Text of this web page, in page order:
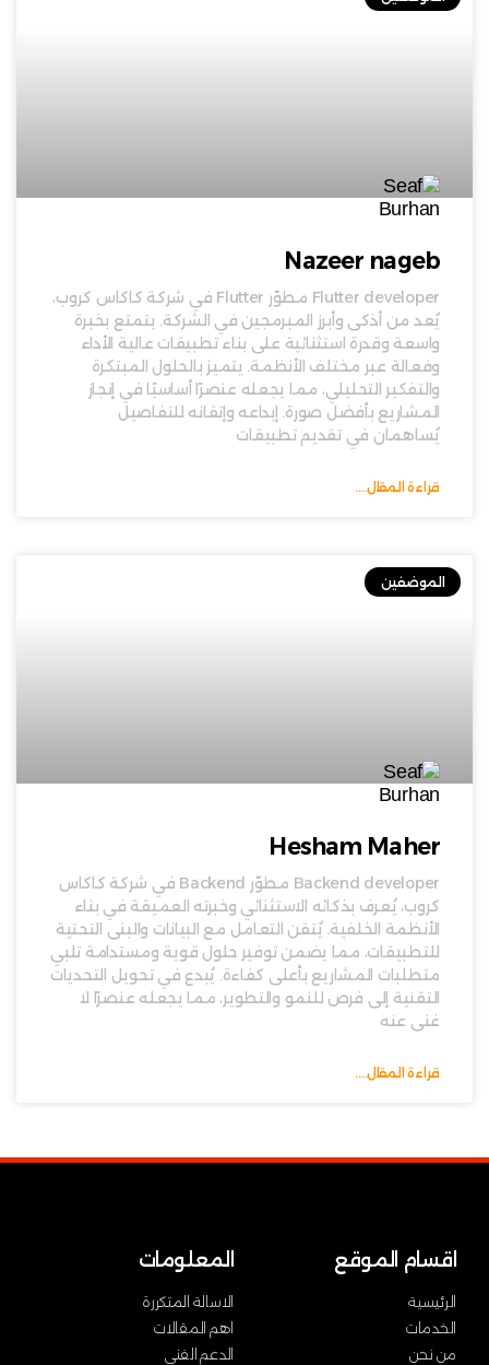
Nazeer nageb
Flutter developer مطوّر Flutter في شركة كاكاس كروب،
يُعد من أذكى وأبرز المبرمجين في الشركة. يتمتع بخبرة
واسعة وقدرة استثنائية على بناء تطبيقات عالية الأداء
وفعالة عبر مختلف الأنظمة. يتميز بالحلول المبتكرة
والتفكير التحليلي، مما يجعله عنصرًا أساسيًا في إنجاز
المشاريع بأفضل صورة. إبداعه وإتقانه للتفاصيل
يُساهمان في تقديم تطبيقات
قراءة المقال....
الموضفين
Hesham Maher
Backend developer مطوّر Backend في شركة كاكاس
كروب، يُعرف بذكائه الاستثنائي وخبرته العميقة في بناء
الأنظمة الخلفية. يُتقن التعامل مع البيانات والبنى التحتية
للتطبيقات، مما يضمن توفير حلول قوية ومستدامة تلبي
متطلبات المشاريع بأعلى كفاءة. يُبدع في تحويل التحديات
التقنية إلى فرص للنمو والتطوير، مما يجعله عنصرًا لا
غنى عنه
قراءة المقال....
اقسام الموقع
الرئيسية
الخدمات
من نحن
المعلومات
الاسالة المتكررة
اهم المقالات
الدعم الفني